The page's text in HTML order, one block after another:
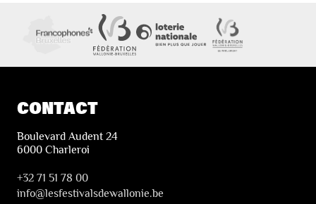
CONTACT
Boulevard Audent 24
6000 Charleroi
+32 71 51 78 00
info@lesfestivalsdewallonie.be